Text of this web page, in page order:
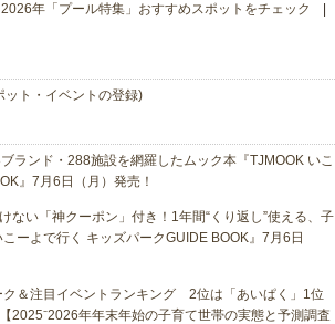
2026年「プール特集」おすすめスポットをチェック
ト・イベントの登録)
ランド・288施設を網羅したムック本『TJMOOK いこ
』7月6日（月）発売！
ない「神クーポン」付き！1年間“くり返し”使える、子
ーよで行く キッズパークGUIDE BOOK』7月6日
＆注目イベントランキング 2位は「あいぱく」1位
2025⁻2026年年末年始の子育て世帯の実態と予測調査